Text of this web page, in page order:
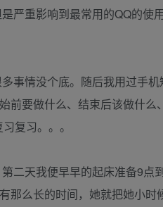
严重影响到最常用的QQ的使
事情没个底。随后我用过手
前要做什么、结束后该做什
复习。。。
二天我便早早的起床准备9点
那么长的时间，她就把她小